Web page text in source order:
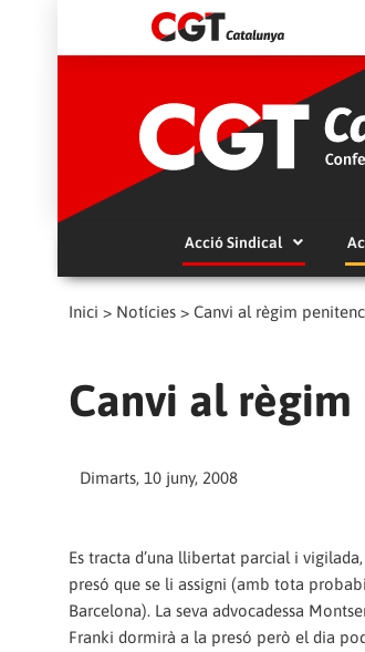
Acció Sindical
Inici > Notícies > Canvi al règim
Canvi al règim
Dimarts, 10 juny, 2008
Es tracta d’una llibertat parcial i
presó que se li assigni (amb tota
Barcelona). La seva advocadessa
Franki dormirà a la presó però el dia